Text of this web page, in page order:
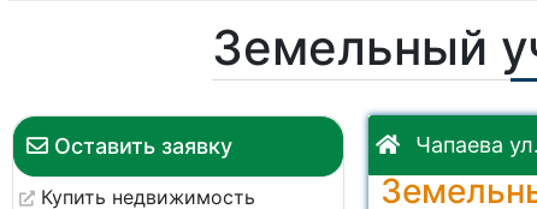
Земельный
Оставить заявку
Купить недвижимость
Чапаева ул.